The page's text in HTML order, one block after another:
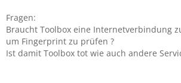
Fragen:
Braucht Toolbox eine Internetverbindung
um Fingerprint zu prüfen ?
Ist damit Toolbox tot wie auch andere